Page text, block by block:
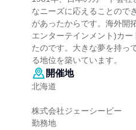
なニーズに応えることので
があったからです。海外開
エンターテインメント)カ
たのです。大きな夢を持っ
る地位を築いています。
開催地
北海道
株式会社ジェーシービー
勤務地